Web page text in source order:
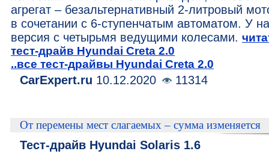
агрегат – безальтернативный 2-литровый
в сочетании с 6-ступенчатым автоматом. У
версия с четырьмя ведущими колесами.
тест-драйв Hyundai Creta 2.0
..все тест-драйвы Hyundai Creta 2.0
CarExpert.ru 10.12.2020 11314
От перемены мест слагаемых – сумма изменяется
Тест-драйв Hyundai Solaris 1.6